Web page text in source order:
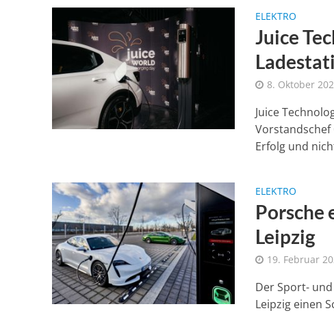
ELEKTRO
Juice
8. Oktober
Juice
Vorstandschef
Erfolg und
ELEKTRO
Porsche
Leipzig
19. Februar
Der Sport-
Leipzig einen